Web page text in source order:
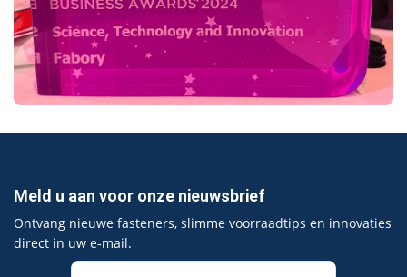
Meld u aan voor onze nieuwsbrief
Ontvang nieuwe fasteners, slimme voorraadtips en innovaties
direct in uw e‑mail.